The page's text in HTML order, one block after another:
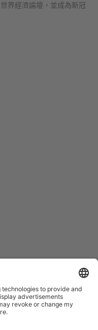
界經濟論壇，並成為新冠